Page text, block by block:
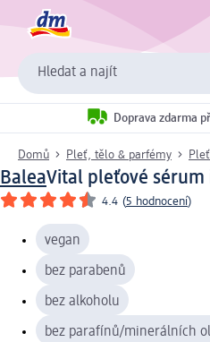
Hledat a najít
Doprava zdarma
Domů Pleť, tělo & parfémy
BaleaVital pleťové
4.4 (5 hodnocení)
vegan
bez parabenů
bez alkoholu
bez parafínů/minerálních